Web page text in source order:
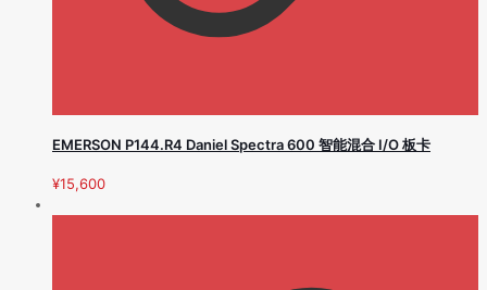
EMERSON P144.R4 Daniel Spectra 600 智能混合 I/O 板卡
¥15,600